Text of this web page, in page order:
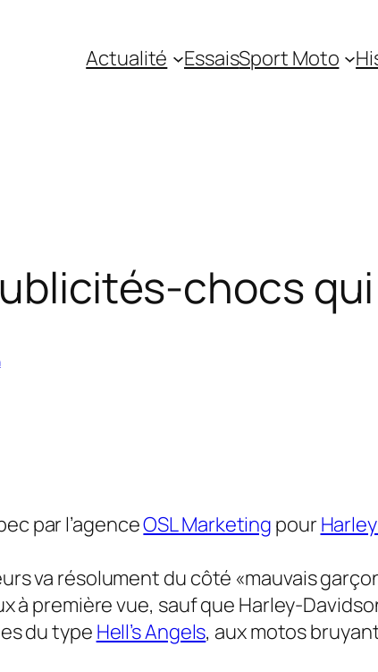
Actualité EssaisSport Moto
chocs
par l’agenceOSL Marketing pour
va résolument du côté «mauvais
à première vue, sauf que Harley-
du type Hell’s Angels, aux motos